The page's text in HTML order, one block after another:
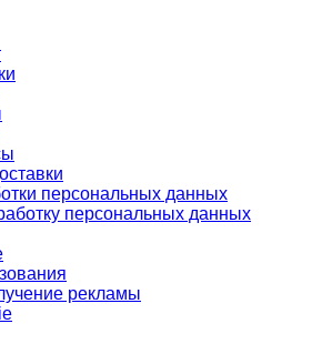
персональных данных
персональных данных
рекламы